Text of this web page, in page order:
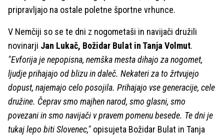
pripravljajo na ostale poletne športne vrhunce.
V Nemčiji so se te dni z nogometaši in navijači družili
novinarji Jan Lukač, Božidar Bulat in Tanja Volmut.
"Evforija je nepopisna, nemška mesta dihajo za nogomet,
ljudje prihajajo od blizu in daleč. Nekateri za to žrtvujejo
dopust, najemajo celo posojila. Prihajajo vse generacije, cele
družine. Čeprav smo majhen narod, smo glasni, smo
povezani in smo navijači v pravem pomenu besede. Te dni je
tukaj lepo biti Slovenec," opisujeta Božidar Bulat in Tanja